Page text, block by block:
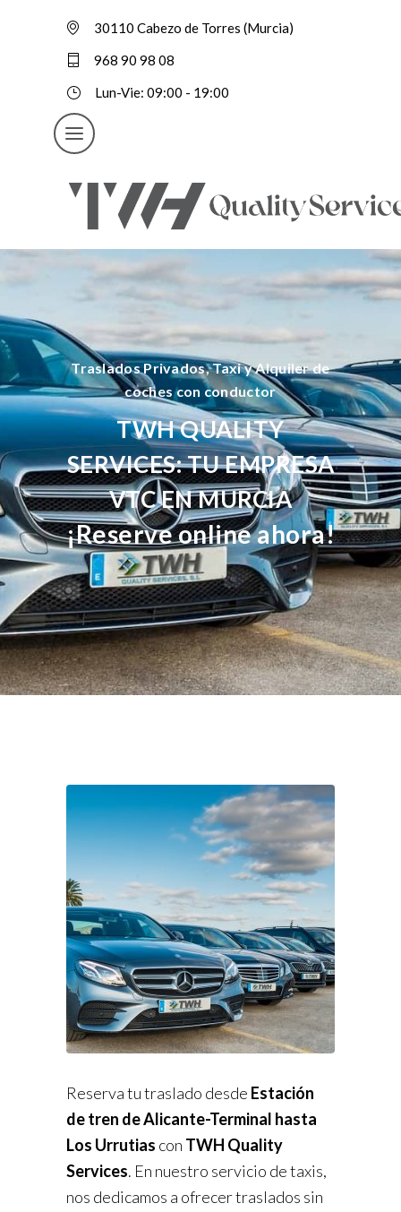
30110 Cabezo de Torres (Murcia)
968 90 98 08
Lun-Vie: 09:00 - 19:00
Traslados Privados, Taxi y Alquiler de
coches con conductor
TWH QUALITY
SERVICES: TU EMPRESA
VTC EN MURCIA
¡Reserve online ahora!
Reserva tu traslado desde Estación
de tren de Alicante-Terminal hasta
Los Urrutias con TWH Quality
Services. En nuestro servicio de taxis,
nos dedicamos a ofrecer traslados sin